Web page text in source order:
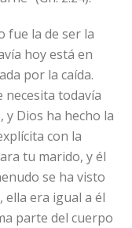
fue la de ser la
hoy está en
por la caída.
necesita todavía
Dios ha hecho la
con la
tu marido, y él
se ha visto
ella era igual a él
parte del cuerpo